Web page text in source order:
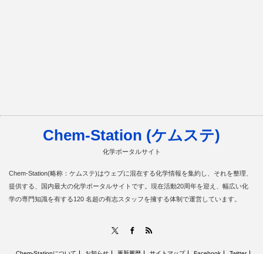
Chem-Station (ケムステ)
化学ポータルサイト
Chem-Station(略称：ケムステ)はウェブに混在する化学情報を集約し、それを整理、
提供する、国内最大の化学ポータルサイトです。現在活動20周年を迎え、幅広い化
学の専門知識を有する120 名超の有志スタッフを擁する体制で運営しています。
Facebook